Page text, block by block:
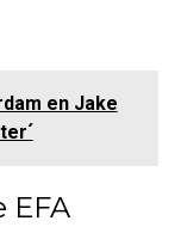
en Jake
EFA